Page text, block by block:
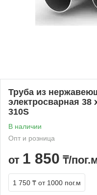
Труба из
электросварная 38
310S
В наличии
Опт и розница
от 1 850 ₸/
1 750 ₸ от 1000 пог.м